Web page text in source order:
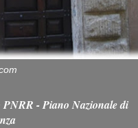
- Piano Nazionale di